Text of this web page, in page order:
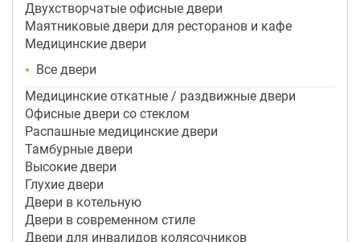
Двухстворчатые офисные двери
Маятниковые двери для ресторанов и кафе
Медицинские двери
Все двери
Медицинские откатные / раздвижные двери
Офисные двери со стеклом
Распашные медицинские двери
Тамбурные двери
Высокие двери
Глухие двери
Двери в котельную
Двери в современном стиле
Двери для инвалидов колясочников